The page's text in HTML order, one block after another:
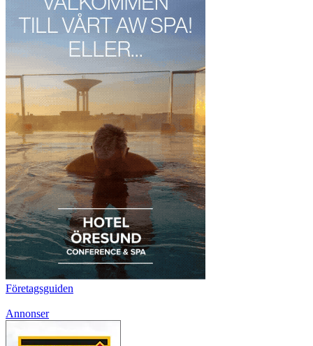
Företagsguiden
Annonser